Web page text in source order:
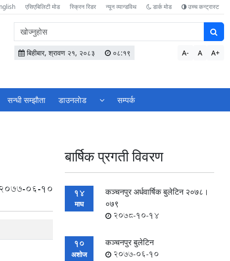
एसिएबिलिटी मोड स्क्रिन रिडर न्यून व्यान्डविथ डार्क मोड उच्च कन्ट्रास्ट
वेबसाइटमा
सामग्री
खोज्नुहोस
बिहीबार, श्रावण २१, २०८३ ०८:१९ A- A A+
सन्धी सम्झाैता डाउनलाेड सम्पर्क
2077-06-10
बार्षिक प्रगती विवरण
14
माघ
कञ्चनपुर अर्धवार्षिक बुलेटिन २०७८।
०७९
2078-10-14
10
अशोज
कञ्चनपुर बुलेटिन
2077-06-10